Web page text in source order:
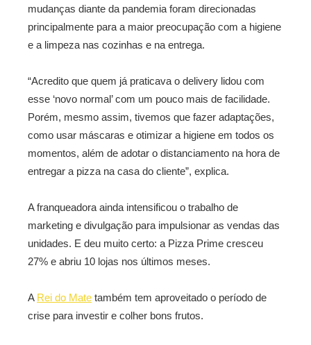
mudanças diante da pandemia foram direcionadas
principalmente para a maior preocupação com a higiene
e a limpeza nas cozinhas e na entrega.
“Acredito que quem já praticava o delivery lidou com
esse ‘novo normal’ com um pouco mais de facilidade.
Porém, mesmo assim, tivemos que fazer adaptações,
como usar máscaras e otimizar a higiene em todos os
momentos, além de adotar o distanciamento na hora de
entregar a pizza na casa do cliente”, explica.
A franqueadora ainda intensificou o trabalho de
marketing e divulgação para impulsionar as vendas das
unidades. E deu muito certo: a Pizza Prime cresceu
27% e abriu 10 lojas nos últimos meses.
A Rei do Mate também tem aproveitado o período de
crise para investir e colher bons frutos.